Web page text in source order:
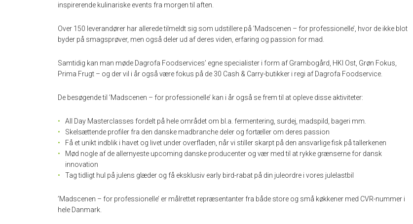
inspirerende kulinariske events fra morgen til aften.
Over 150 leverandører har allerede tilmeldt sig som udstillere på ’Madscenen – for professionelle’, hvor de ikke blot
byder på smagsprøver, men også deler ud af deres viden, erfaring og passion for mad.
Samtidig kan man møde Dagrofa Foodservices’ egne specialister i form af Grambogård, HKI Ost, Grøn Fokus,
Prima Frugt – og der vil i år også være fokus på de 30 Cash & Carry-butikker i regi af Dagrofa Foodservice.
De besøgende til ’Madscenen – for professionelle’ kan i år også se frem til at opleve disse aktiviteter:
All Day Masterclasses fordelt på hele området om bl.a. fermentering, surdej, madspild, bageri mm.
Skelsættende profiler fra den danske madbranche deler og fortæller om deres passion
Få et unikt indblik i havet og livet under overfladen, når vi stiller skarpt på den ansvarlige fisk på tallerkenen
Mød nogle af de allernyeste upcoming danske producenter og vær med til at rykke grænserne for dansk
innovation
Tag tidligt hul på julens glæder og få eksklusiv early bird-rabat på din juleordre i vores julelastbil
’Madscenen – for professionelle’ er målrettet repræsentanter fra både store og små køkkener med CVR-nummer i
hele Danmark.